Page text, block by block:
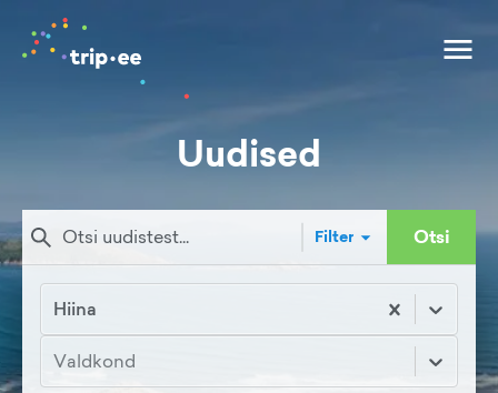
Uudised
Filter Otsi
Hiina
Valdkond